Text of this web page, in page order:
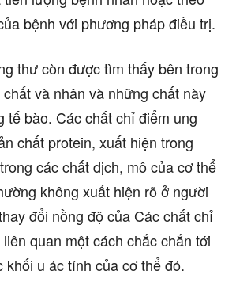
bệnh với phương pháp điều trị.
thư còn được tìm thấy bên trong
và nhân và những chất này
tế bào. Các chất chỉ điểm ung
chất protein, xuất hiện trong
các chất dịch, mô của cơ thể
không xuất hiện rõ ở người
đổi nồng độ của Các chất chỉ
quan một cách chắc chắn tới
khối u ác tính của cơ thể đó.